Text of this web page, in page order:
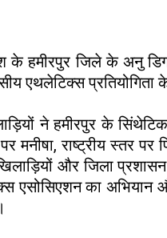
के हमीरपुर जिले के अनु
एथलेटिक्स
ने हमीरपुर के
पर मनीषा, राष्ट्रीय
खिलाड़ियों और जिला
एसोसिएशन का अभियान